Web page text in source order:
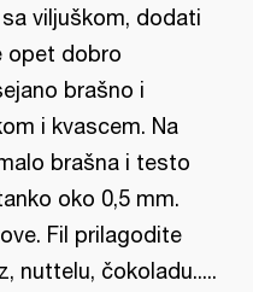
viljuškom, dodati
opet dobro
brašno i
i kvascem. Na
brašna i testo
oko 0,5 mm.
Fil prilagodite
nuttelu, čokoladu.....